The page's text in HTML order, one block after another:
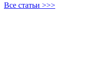
Все статьи >>>